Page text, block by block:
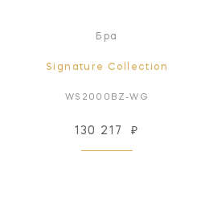
Бра
Signature Collection
WS2000BZ-WG
130 217 ₽